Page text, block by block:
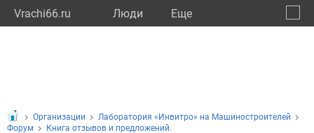
Vrachi66.ru Люди Eще
Организации
Лаборатория «Инвитро» на Машиностроителей
Форум
Книга отзывов и предложений.